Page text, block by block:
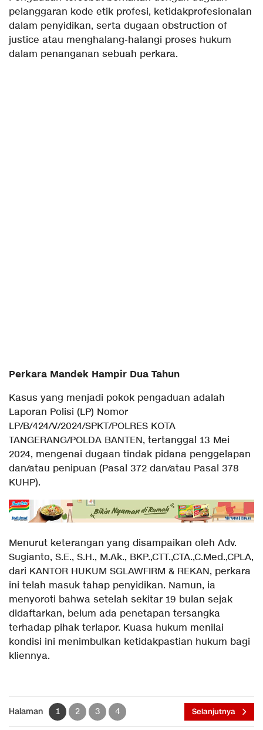
pelanggaran kode etik profesi, ketidakprofesionalan
dalam penyidikan, serta dugaan obstruction of
justice atau menghalang-halangi proses hukum
dalam penanganan sebuah perkara.
Perkara Mandek Hampir Dua Tahun
Kasus yang menjadi pokok pengaduan adalah
Laporan Polisi (LP) Nomor
LP/B/424/V/2024/SPKT/POLRES KOTA
TANGERANG/POLDA BANTEN, tertanggal 13 Mei
2024, mengenai dugaan tindak pidana penggelapan
dan/atau penipuan (Pasal 372 dan/atau Pasal 378
KUHP).
Menurut keterangan yang disampaikan oleh Adv.
Sugianto, S.E., S.H., M.Ak., BKP.,CTT.,CTA.,C.Med.,CPLA,
dari KANTOR HUKUM SGLAWFIRM & REKAN, perkara
ini telah masuk tahap penyidikan. Namun, ia
menyoroti bahwa setelah sekitar 19 bulan sejak
didaftarkan, belum ada penetapan tersangka
terhadap pihak terlapor. Kuasa hukum menilai
kondisi ini menimbulkan ketidakpastian hukum bagi
kliennya.
Halaman 1 2 3 4 Selanjutnya